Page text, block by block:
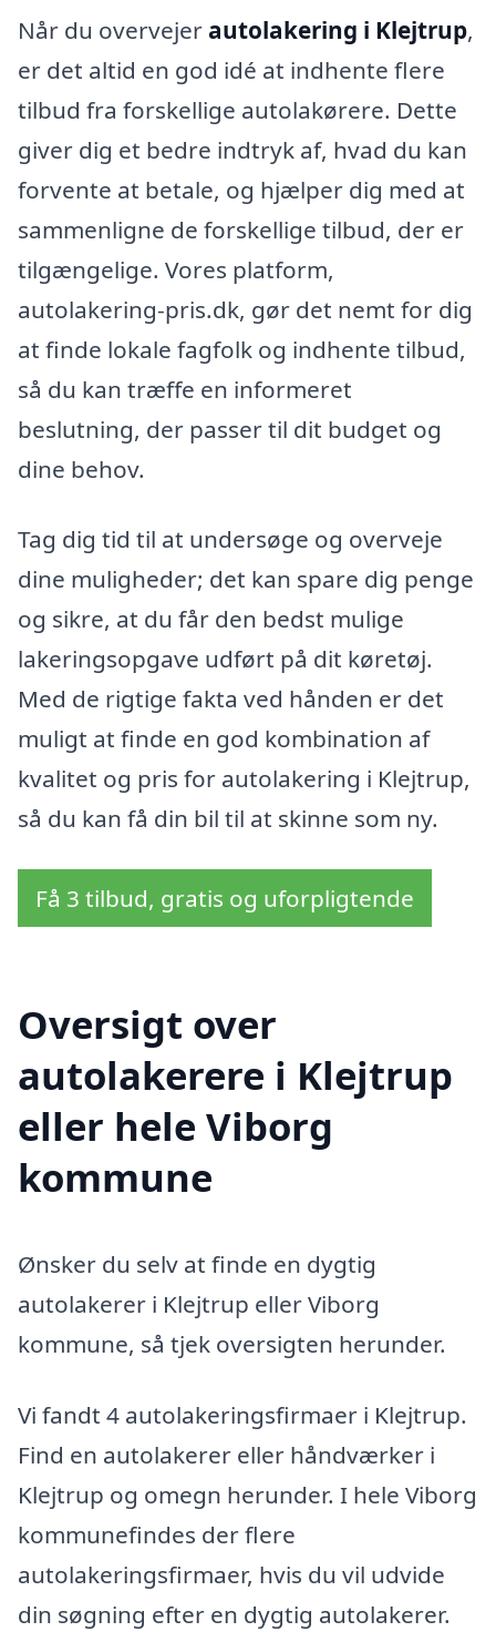
Når du overvejer autolakering i Klejtrup,
er det altid en god idé at indhente flere
tilbud fra forskellige autolakørere. Dette
giver dig et bedre indtryk af, hvad du kan
forvente at betale, og hjælper dig med at
sammenligne de forskellige tilbud, der er
tilgængelige. Vores platform,
autolakering-pris.dk, gør det nemt for dig
at finde lokale fagfolk og indhente tilbud,
så du kan træffe en informeret
beslutning, der passer til dit budget og
dine behov.
Tag dig tid til at undersøge og overveje
dine muligheder; det kan spare dig penge
og sikre, at du får den bedst mulige
lakeringsopgave udført på dit køretøj.
Med de rigtige fakta ved hånden er det
muligt at finde en god kombination af
kvalitet og pris for autolakering i Klejtrup,
så du kan få din bil til at skinne som ny.
Få 3 tilbud, gratis og uforpligtende
Oversigt over
autolakerere i Klejtrup
eller hele Viborg
kommune
Ønsker du selv at finde en dygtig
autolakerer i Klejtrup eller Viborg
kommune, så tjek oversigten herunder.
Vi fandt 4 autolakeringsfirmaer i Klejtrup.
Find en autolakerer eller håndværker i
Klejtrup og omegn herunder. I hele Viborg
kommunefindes der flere
autolakeringsfirmaer, hvis du vil udvide
din søgning efter en dygtig autolakerer.